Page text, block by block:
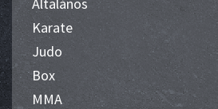
Karate
Judo
Box
MMA